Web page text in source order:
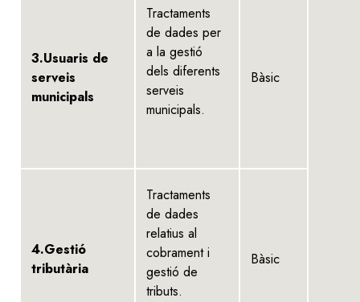
3.Usuaris de
serveis
municipals
Tractaments
de dades per
a la gestió
dels diferents
serveis
municipals.
Bàsic
4.Gestió
tributària
Tractaments
de dades
relatius al
cobrament i
gestió de
tributs.
Bàsic